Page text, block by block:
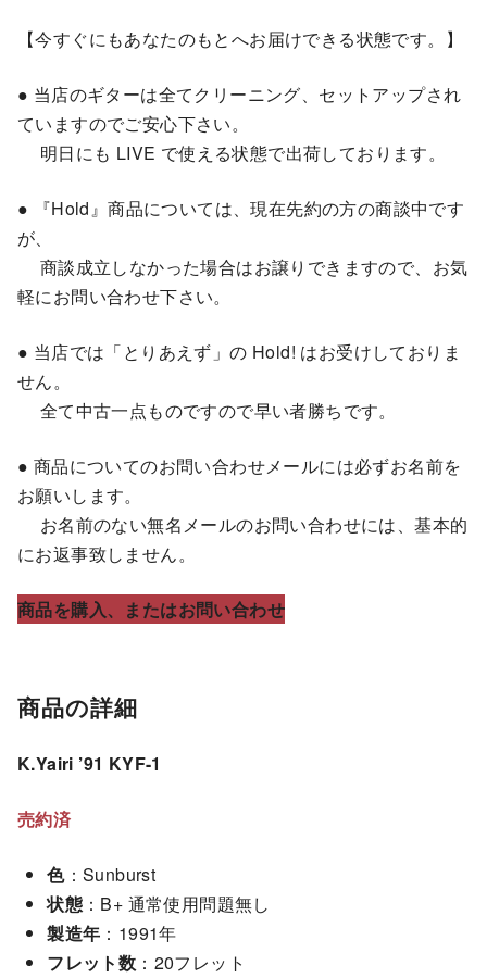
【今すぐにもあなたのもとへお届けできる状態です。】
● 当店のギターは全てクリーニング、セットアップされ
ていますのでご安心下さい。
明日にも LIVE で使える状態で出荷しております。
● 『Hold』商品については、現在先約の方の商談中です
が、
商談成立しなかった場合はお譲りできますので、お気
軽にお問い合わせ下さい。
● 当店では「とりあえず」の Hold! はお受けしておりま
せん。
全て中古一点ものですので早い者勝ちです。
● 商品についてのお問い合わせメールには必ずお名前を
お願いします。
お名前のない無名メールのお問い合わせには、基本的
にお返事致しません。
商品を購入、またはお問い合わせ
商品の詳細
K.Yairi ’91 KYF-1
売約済
色：Sunburst
状態 ：B+ 通常使用問題無し
製造年 ：1991年
フレット数 ：20フレット